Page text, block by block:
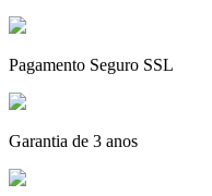
Pagamento Seguro SSL
Garantia de 3 anos